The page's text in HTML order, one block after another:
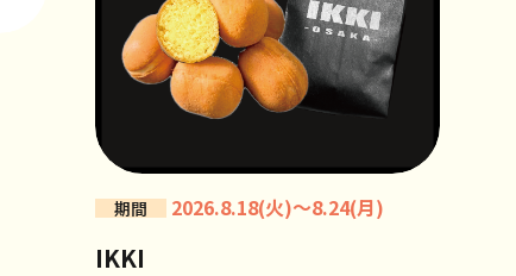
期間 2026.8.18(火)～8.24(月)
IKKI